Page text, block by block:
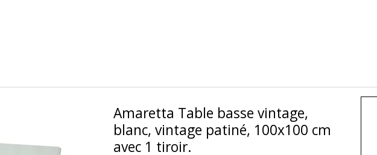
Amaretta Table basse vintage,
blanc, vintage patiné, 100x100 cm
avec 1 tiroir.